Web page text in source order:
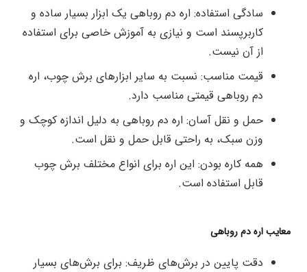
سادگی استفاده: اره دم روباهی یک ابزار بسیار ساده و
کاربرپسند است و نیازی به آموزش خاصی برای استفاده
از آن نیست.
قیمت مناسب: نسبت به سایر ابزارهای برش چوب، اره
دم روباهی قیمتی مناسب دارد.
حمل و نقل آسان: اره دم روباهی به دلیل اندازه کوچک و
وزن سبک، به راحتی قابل حمل و نقل است.
همه کاره بودن: این اره برای انواع مختلف برش چوب
قابل استفاده است.
معایب اره دم روباهی
دقت پایین در برش‌های ظریف: برای برش‌های بسیار